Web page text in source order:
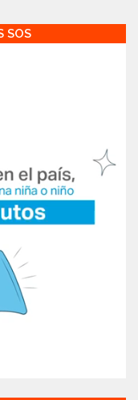
SOS